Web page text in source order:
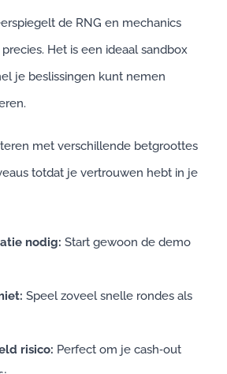
de RNG en mechanics
Het is een ideaal sandbox
je beslissingen kunt nemen
met verschillende betgroottes
totdat je vertrouwen hebt in je
nodig: Start gewoon de demo
Speel zoveel snelle rondes als
risico: Perfect om je cash‑out